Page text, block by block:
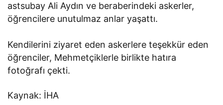
astsubay Ali Aydın ve beraberindeki askerler,
öğrencilere unutulmaz anlar yaşattı.
Kendilerini ziyaret eden askerlere teşekkür eden
öğrenciler, Mehmetçiklerle birlikte hatıra
fotoğrafı çekti.
Kaynak: İHA